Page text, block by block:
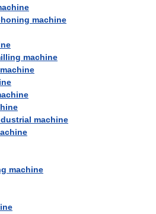
machine
machine
machine
machine